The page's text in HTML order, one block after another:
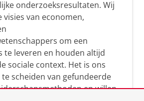
onderzoeksresultaten. Wij
van economen,
om een
te leveren en houden altijd
sociale context. Het is ons
scheiden van gefundeerde
en willen